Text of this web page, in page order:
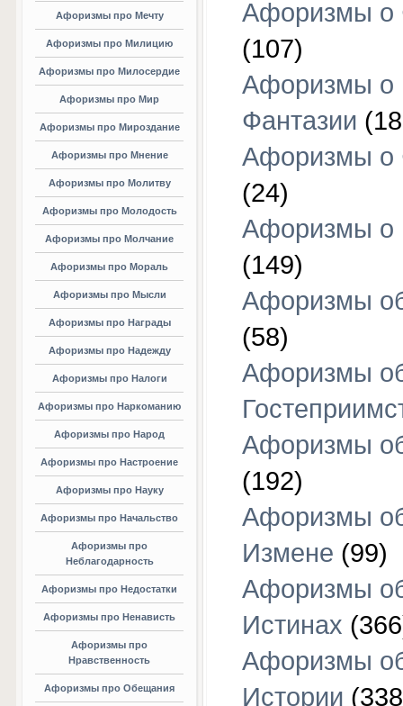
Афоризмы про Мечту
Афоризмы про Милицию
Афоризмы про Милосердие
Афоризмы про Мир
Афоризмы про Мироздание
Афоризмы про Мнение
Афоризмы про Молитву
Афоризмы про Молодость
Афоризмы про Молчание
Афоризмы про Мораль
Афоризмы про Мысли
Афоризмы про Награды
Афоризмы про Надежду
Афоризмы про Налоги
Афоризмы про Наркоманию
Афоризмы про Народ
Афоризмы про Настроение
Афоризмы про Науку
Афоризмы про Начальство
Афоризмы про
Неблагодарность
Афоризмы про Недостатки
Афоризмы про Ненависть
Афоризмы про
Нравственность
Афоризмы про Обещания
Афоризмы о
(107)
Афоризмы о
Фантазии
Афоризмы о
(24)
Афоризмы о
(149)
Афоризмы
(58)
Афоризмы
Афоризмы
(192)
Афоризмы
Измене (99)
Афоризмы
Истинах
Афоризмы
Истории